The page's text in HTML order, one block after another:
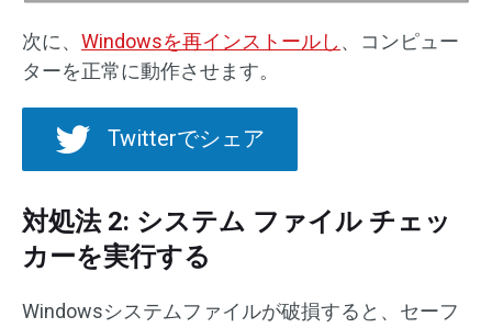
次に、 Windowsを再インストールし 、コンピュー
ターを正常に動作させます。
Twitterでシェア
対処法 2: システム ファイル チェッ
カーを実行する
Windowsシステムファイルが破損すると、セーフ